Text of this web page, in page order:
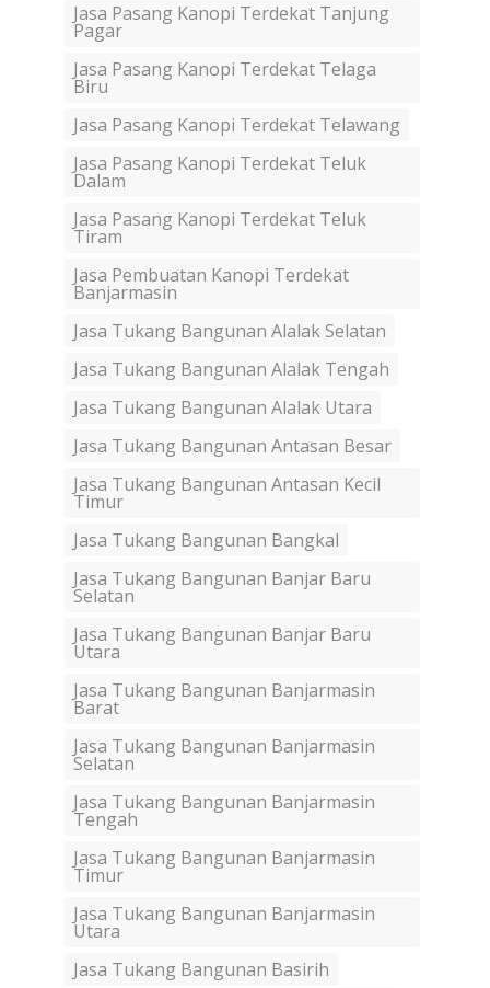
Jasa Pasang Kanopi Terdekat Tanjung
Pagar
Jasa Pasang Kanopi Terdekat Telaga
Biru
Jasa Pasang Kanopi Terdekat Telawang
Jasa Pasang Kanopi Terdekat Teluk
Dalam
Jasa Pasang Kanopi Terdekat Teluk
Tiram
Jasa Pembuatan Kanopi Terdekat
Banjarmasin
Jasa Tukang Bangunan Alalak Selatan
Jasa Tukang Bangunan Alalak Tengah
Jasa Tukang Bangunan Alalak Utara
Jasa Tukang Bangunan Antasan Besar
Jasa Tukang Bangunan Antasan Kecil
Timur
Jasa Tukang Bangunan Bangkal
Jasa Tukang Bangunan Banjar Baru
Selatan
Jasa Tukang Bangunan Banjar Baru
Utara
Jasa Tukang Bangunan Banjarmasin
Barat
Jasa Tukang Bangunan Banjarmasin
Selatan
Jasa Tukang Bangunan Banjarmasin
Tengah
Jasa Tukang Bangunan Banjarmasin
Timur
Jasa Tukang Bangunan Banjarmasin
Utara
Jasa Tukang Bangunan Basirih